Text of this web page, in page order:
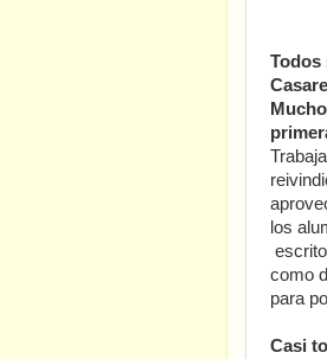
Todos
los
como
para
Casi